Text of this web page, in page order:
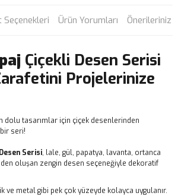
Seçenekleri Ürün Yorumları Önerileriniz
Çiçekli Desen Serisi
Projelerinize
dolu tasarımlar için çiçek desenlerinden
seri!
Serisi, lale, gül, papatya, lavanta, ortanca
oluşan zengin desen seçeneğiyle dekoratif
ve metal gibi pek çok yüzeyde kolayca uygulanır.